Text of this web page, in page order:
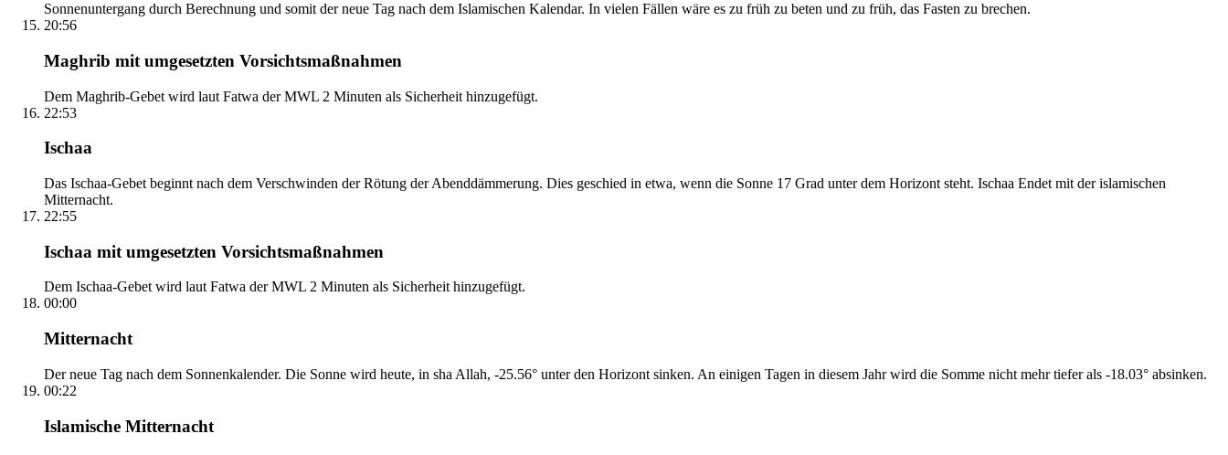
Sonnenuntergang durch Berechnung und somit der neue Tag nach dem Islamischen Kalendar. In vielen Fällen wäre es zu früh zu beten und zu früh, das Fasten zu brechen.
20:56
Maghrib mit umgesetzten Vorsichtsmaßnahmen
Dem Maghrib-Gebet wird laut Fatwa der MWL 2 Minuten als Sicherheit hinzugefügt.
22:53
Ischaa
Das Ischaa-Gebet beginnt nach dem Verschwinden der Rötung der Abenddämmerung. Dies geschied in etwa, wenn die Sonne 17 Grad unter dem Horizont steht. Ischaa Endet mit der islamischen
Mitternacht.
22:55
Ischaa mit umgesetzten Vorsichtsmaßnahmen
Dem Ischaa-Gebet wird laut Fatwa der MWL 2 Minuten als Sicherheit hinzugefügt.
00:00
Mitternacht
Der neue Tag nach dem Sonnenkalender. Die Sonne wird heute, in sha Allah, -25.56° unter den Horizont sinken. An einigen Tagen in diesem Jahr wird die Somme nicht mehr tiefer als -18.03° absinken.
00:22
Islamische Mitternacht